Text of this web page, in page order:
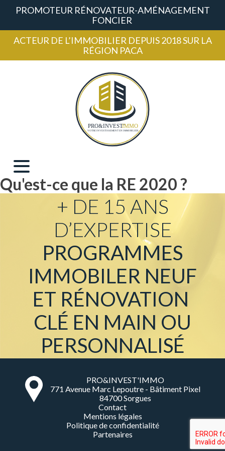
PROMOTEUR RÉNOVATEUR-AMÉNAGEMENT
FONCIER
ACTEUR DE L’IMMOBILIER DEPUIS 2018 SUR LA
RÉGION PACA
Qu'est-ce que la RE 2020 ?
+ DE 15 ANS
D’EXPERTISE
PROGRAMMES
IMMOBILER NEUF
ET RÉNOVATION
CLÉ EN MAIN OU
PERSONNALISÉ
PRO&INVEST'IMMO
771 Avenue Marc Lepoutre - Bâtiment Pixel
84700 Sorgues
Contact
Mentions légales
Politique de confidentialité
Partenaires